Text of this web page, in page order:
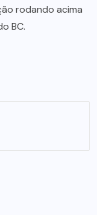
rodando acima
BC.